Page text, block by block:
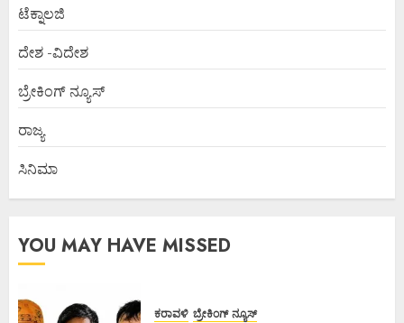
ಟೆಕ್ನಾಲಜಿ
ದೇಶ -ವಿದೇಶ
ಬ್ರೇಕಿಂಗ್ ನ್ಯೂಸ್
ರಾಜ್ಯ
ಸಿನಿಮಾ
YOU MAY HAVE MISSED
ಕರಾವಳಿ ಬ್ರೇಕಿಂಗ್ ನ್ಯೂಸ್